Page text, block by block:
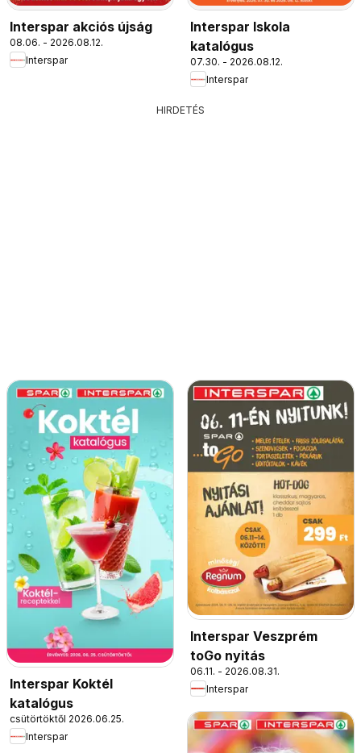
Interspar akciós újság
08.06. - 2026.08.12.
Interspar
Interspar Iskola
katalógus
07.30. - 2026.08.12.
Interspar
HIRDETÉS
Interspar Koktél
katalógus
csütörtöktől 2026.06.25.
Interspar
Interspar Veszprém
toGo nyitás
06.11. - 2026.08.31.
Interspar